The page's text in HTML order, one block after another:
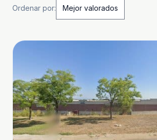
Ordenar por: